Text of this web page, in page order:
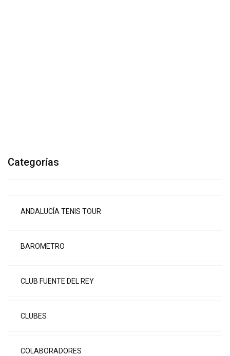
Categorías
ANDALUCÍA TENIS TOUR
BAROMETRO
CLUB FUENTE DEL REY
CLUBES
COLABORADORES